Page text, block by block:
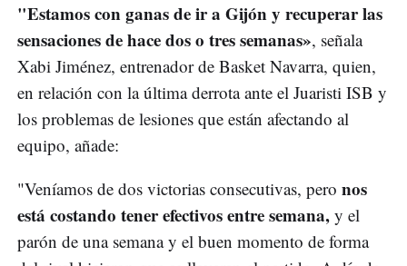
"Estamos con ganas de ir a Gijón y recuperar las
sensaciones de hace dos o tres semanas», señala
Xabi Jiménez, entrenador de Basket Navarra, quien,
en relación con la última derrota ante el Juaristi ISB y
los problemas de lesiones que están afectando al
equipo, añade:
"Veníamos de dos victorias consecutivas, pero nos
está costando tener efectivos entre semana, y el
parón de una semana y el buen momento de forma